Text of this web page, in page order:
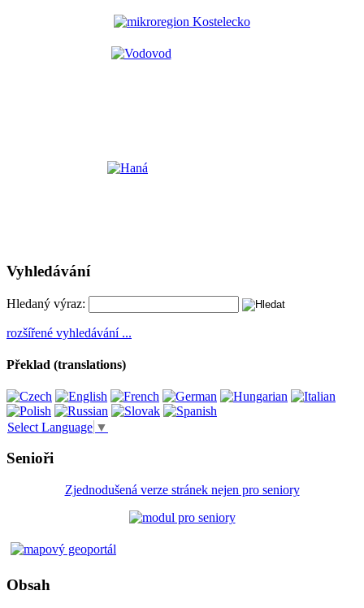
Vyhledávání
Hledaný výraz:
rozšířené vyhledávání ...
Překlad (translations)
Select Language ▼
Senioři
Zjednodušená verze stránek nejen pro seniory
Obsah